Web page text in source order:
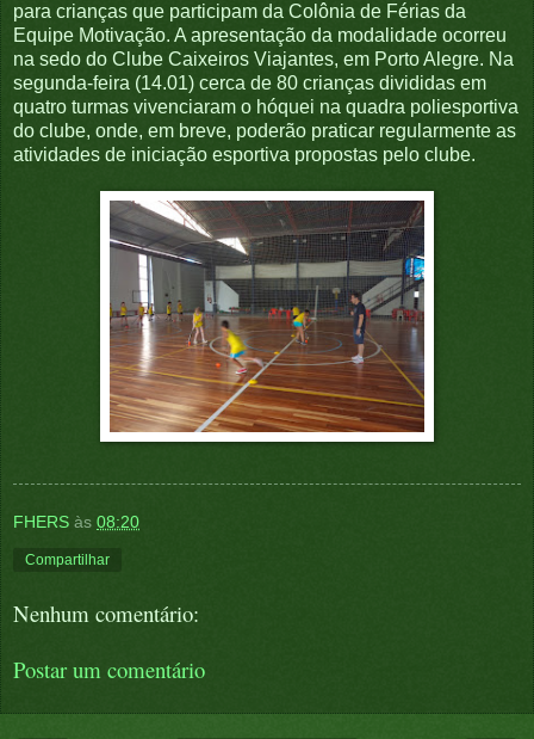
para crianças que participam da Colônia de Férias da
Equipe Motivação. A apresentação da modalidade ocorreu
na sedo do Clube Caixeiros Viajantes, em Porto Alegre. Na
segunda-feira (14.01) cerca de 80 crianças divididas em
quatro turmas vivenciaram o hóquei na quadra poliesportiva
do clube, onde, em breve, poderão praticar regularmente as
atividades de iniciação esportiva propostas pelo clube.
FHERS às 08:20
Compartilhar
Nenhum comentário:
Postar um comentário